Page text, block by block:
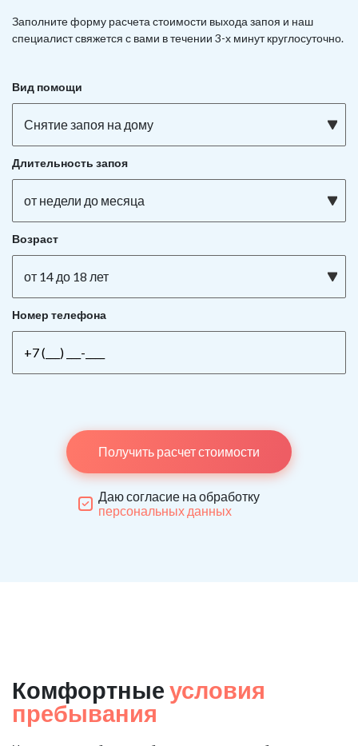
Заполните форму расчета стоимости выхода запоя и наш
специалист свяжется с вами в течении 3-х минут круглосуточно.
Вид помощи
Снятие запоя на дому
Длительность запоя
от недели до месяца
Возраст
от 14 до 18 лет
Номер телефона
Получить расчет стоимости
Даю согласие на обработку
персональных данных
Комфортные условия
пребывания